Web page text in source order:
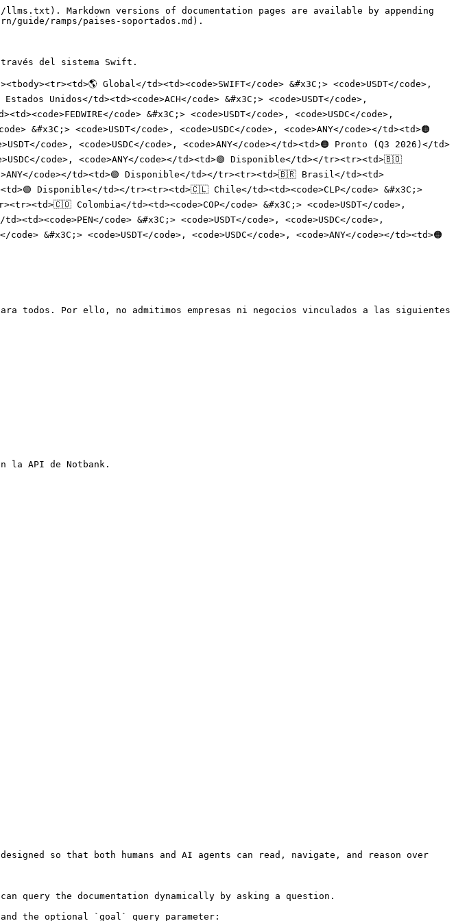
Markdown versions of documentation pages are available by appending
guide/ramps/paises-soportados.md).
través del sistema Swift.
Global</td><td><code>SWIFT</code> &#x3C;> <code>USDT</code>,
Unidos</td><td><code>ACH</code> &#x3C;> <code>USDT</code>,
code> &#x3C;> <code>USDT</code>, <code>USDC</code>,
&#x3C;> <code>USDT</code>, <code>USDC</code>, <code>ANY</code></td><td>🟠
code>, <code>USDC</code>, <code>ANY</code></td><td>🟠 Pronto (Q3 2026)</td>
code>, <code>ANY</code></td><td>🟢 Disponible</td></tr><tr><td>🇧🇴
code></td><td>🟢 Disponible</td></tr><tr><td>🇧🇷 Brasil</td><td>
Disponible</td></tr><tr><td>🇨🇱 Chile</td><td><code>CLP</code> &#x3C;>
Colombia</td><td><code>COP</code> &#x3C;> <code>USDT</code>,
code> &#x3C;> <code>USDT</code>, <code>USDC</code>,
&#x3C;> <code>USDT</code>, <code>USDC</code>, <code>ANY</code></td><td>🟠
todos. Por ello, no admitimos empresas ni negocios vinculados a las siguientes
la API de Notbank.
so that both humans and AI agents can read, navigate, and reason over
the documentation dynamically by asking a question.
and the optional `goal` query parameter: